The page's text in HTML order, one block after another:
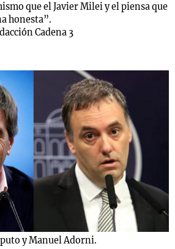
que el Javier Milei y el piensa que
honesta”.
Cadena 3
y Manuel Adorni.
Notas